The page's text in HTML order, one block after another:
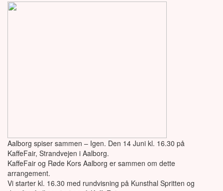
Aalborg spiser sammen – Igen. Den 14 Juni kl. 16.30 på
KaffeFair, Strandvejen i Aalborg.
KaffeFair og Røde Kors Aalborg er sammen om dette
arrangement.
Vi starter kl. 16.30 med rundvisning på Kunsthal Spritten og